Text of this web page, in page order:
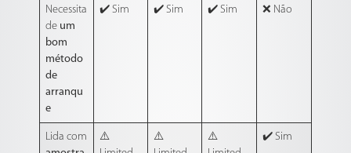
Necessita
de um
bom
método
de
arranqu
e
✔️ Sim ✔️ Sim ✔️ Sim ❌ Não
Lida com
⚠️
⚠️
⚠️
✔️ Sim